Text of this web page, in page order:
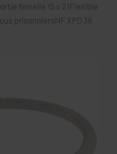
femelle 15 x 21Flexible
prisonniersNF XPD 36